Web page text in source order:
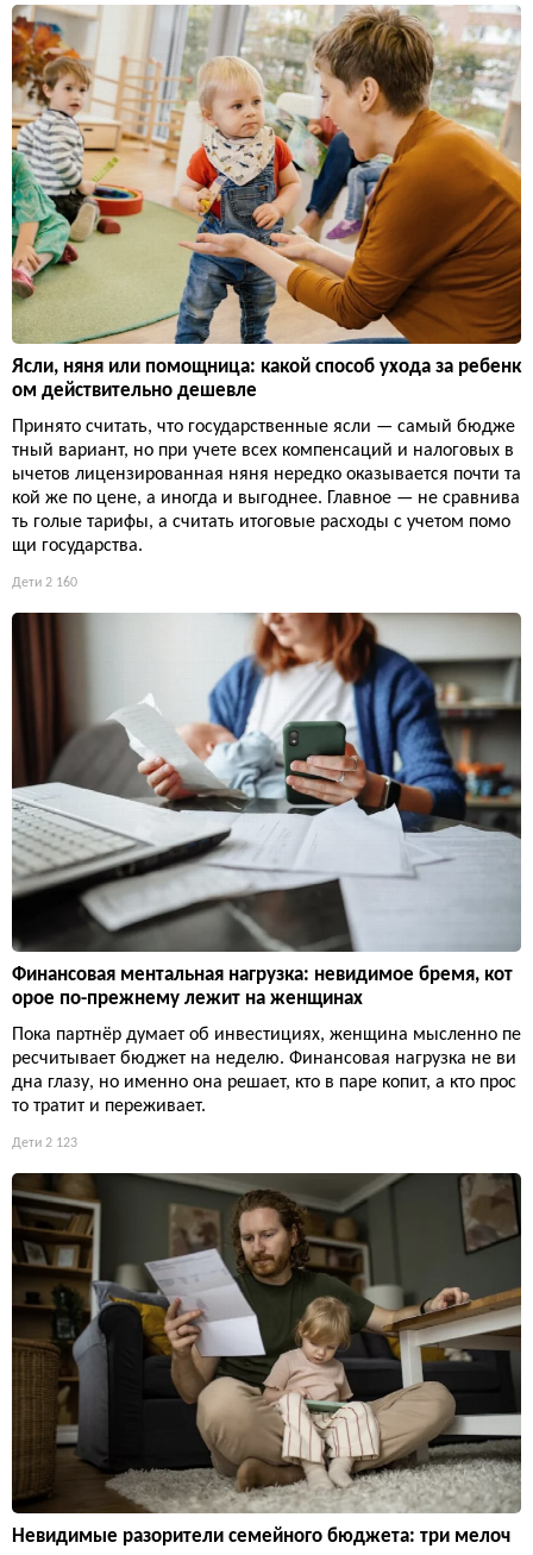
Ясли, няня или помощница: какой способ ухода за ребенк
ом действительно дешевле
Принято считать, что государственные ясли — самый бюдже
тный вариант, но при учете всех компенсаций и налоговых в
ычетов лицензированная няня нередко оказывается почти та
кой же по цене, а иногда и выгоднее. Главное — не сравнива
ть голые тарифы, а считать итоговые расходы с учетом помо
щи государства.
Дети 2 160
Финансовая ментальная нагрузка: невидимое бремя, кот
орое по-прежнему лежит на женщинах
Пока партнёр думает об инвестициях, женщина мысленно пе
ресчитывает бюджет на неделю. Финансовая нагрузка не ви
дна глазу, но именно она решает, кто в паре копит, а кто прос
то тратит и переживает.
Дети 2 123
Невидимые разорители семейного бюджета: три мелоч